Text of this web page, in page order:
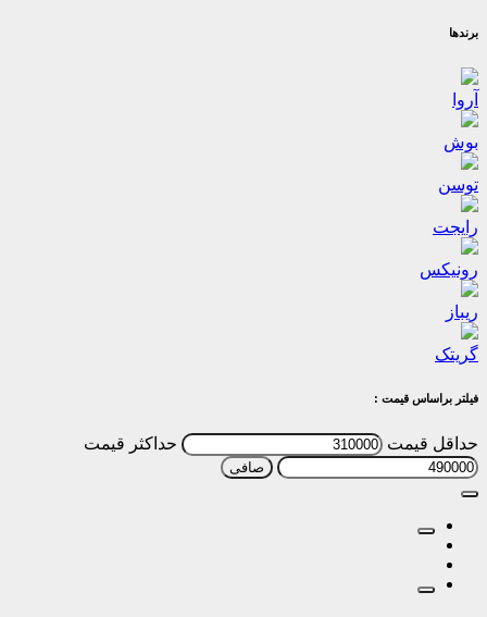
برندها
آروا
بوش
توسن
رایجت
رونیکس
ریباز
گریتک
فیلتر براساس قیمت :
حداقل قیمت حداكثر قيمت
صافی